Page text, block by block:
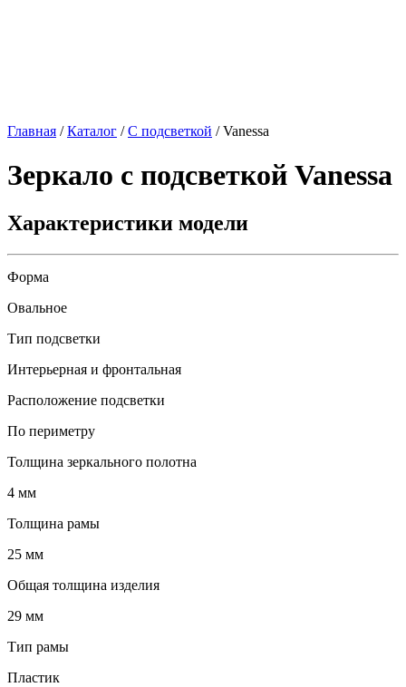
Главная /Каталог /С подсветкой /Vanessa
Зеркало с подсветкой Vanessa
Характеристики модели
Форма
Овальное
Тип подсветки
Интерьерная и фронтальная
Расположение подсветки
По периметру
Толщина зеркального полотна
4 мм
Толщина рамы
25 мм
Общая толщина изделия
29 мм
Тип рамы
Пластик